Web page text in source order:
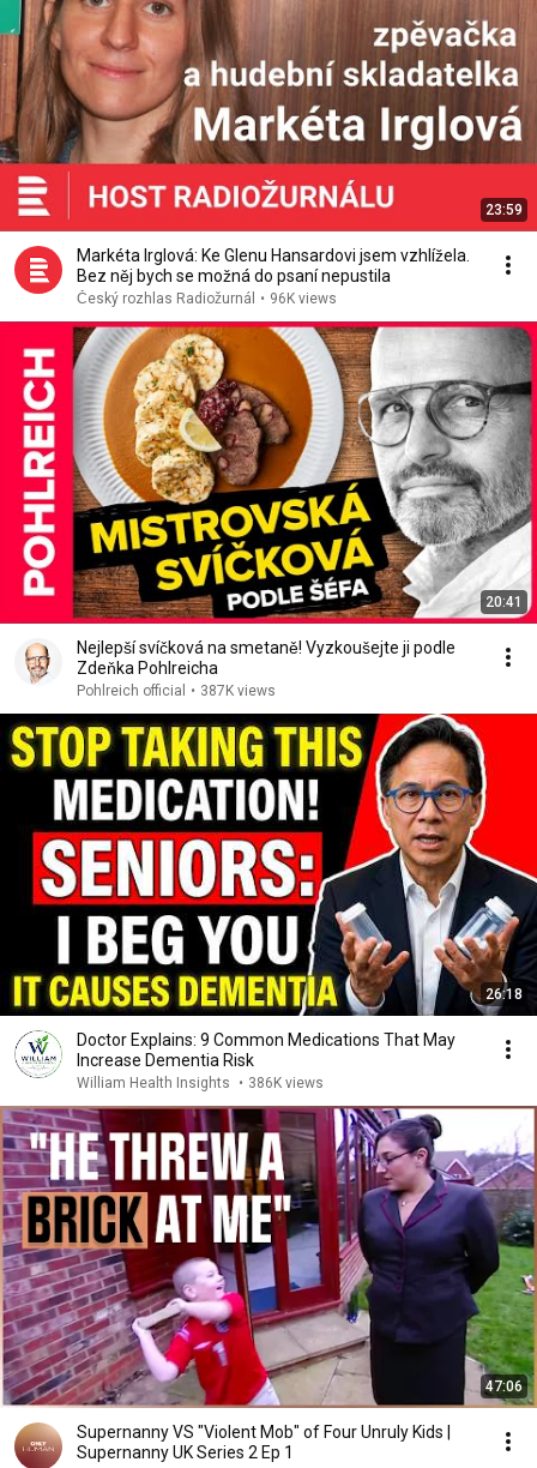
23:59
Markéta Irglová: Ke Glenu Hansardovi jsem vzhlížela.
Bez něj bych se možná do psaní nepustila
Český rozhlas Radiožurnál • 96K views
20:41
Nejlepší svíčková na smetaně! Vyzkoušejte ji podle
Zdeňka Pohlreicha
Pohlreich official • 387K views
26:18
Doctor Explains: 9 Common Medications That May
Increase Dementia Risk
William Health Insights • 386K views
47:06
Supernanny VS "Violent Mob" of Four Unruly Kids |
Supernanny UK Series 2 Ep 1